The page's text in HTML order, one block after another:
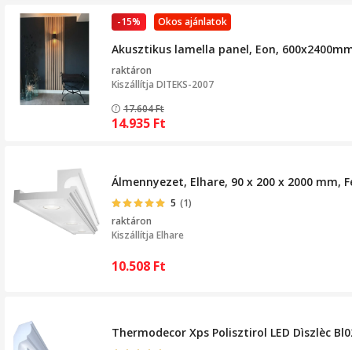
Okos ajánlatok
-15%
Akusztikus lamella panel, Eon,
raktáron
Kiszállítja DITEKS-2007
17.604Ft
14.935 Ft
Álmennyezet, Elhare, 90 x 200 x 2000 mm,
5 (1)
raktáron
Kiszállítja Elhare
10.508 Ft
Thermodecor Xps Polisztirol LED Dìszlèc